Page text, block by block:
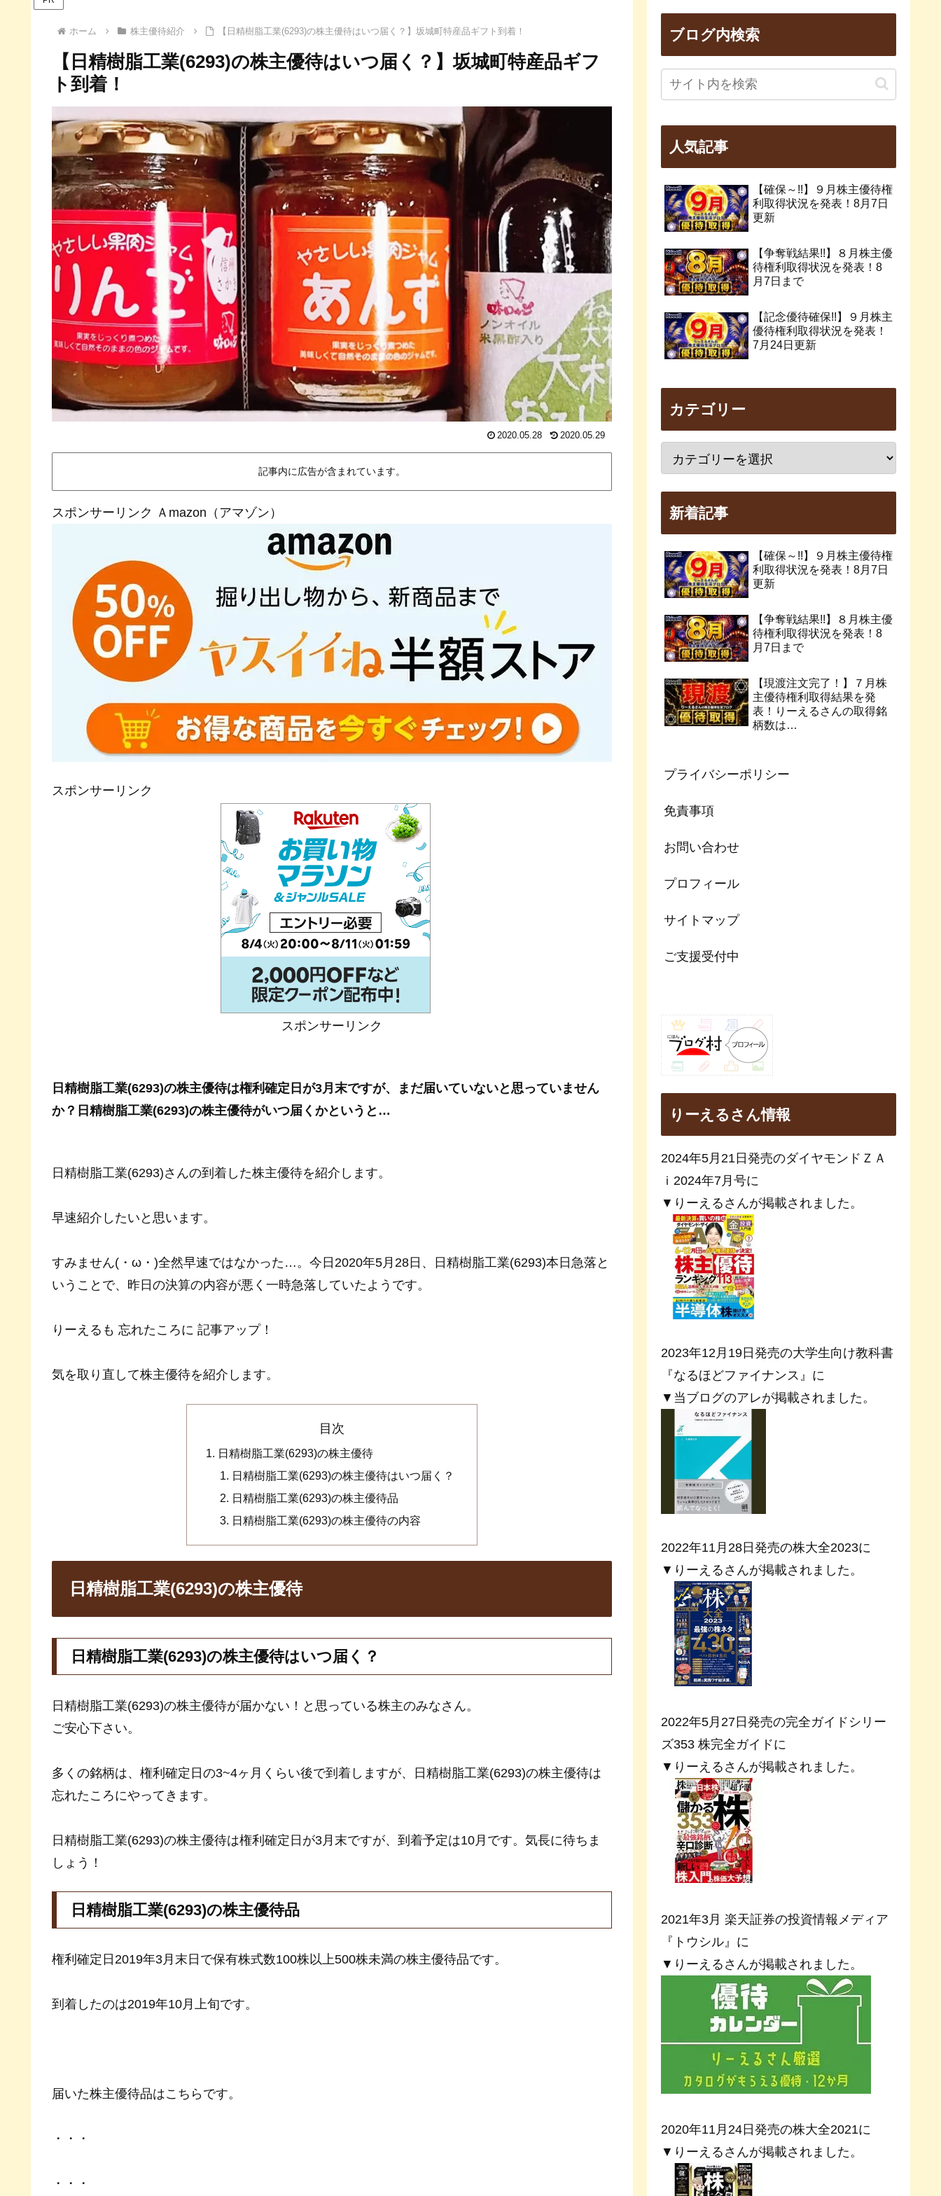
ホーム 株主優待紹介 【日精樹脂工業(6293)の株主優待はいつ届く？】坂城町特産品ギフト到着！
【日精樹脂工業(6293)の株主優待はいつ届く？】坂城町特産品ギフ
ト到着！
2020.05.28 2020.05.29
記事内に広告が含まれています。
スポンサーリンク Ａmazon（アマゾン）
スポンサーリンク
スポンサーリンク
日精樹脂工業(6293)の株主優待は権利確定日が3月末ですが、まだ届いていないと思っていません
か？日精樹脂工業(6293)の株主優待がいつ届くかというと…
日精樹脂工業(6293)さんの到着した株主優待を紹介します。
早速紹介したいと思います。
すみません(・ω・)全然早速ではなかった…。今日2020年5月28日、日精樹脂工業(6293)本日急落と
いうことで、昨日の決算の内容が悪く一時急落していたようです。
りーえるも 忘れたころに 記事アップ！
気を取り直して株主優待を紹介します。
目次
日精樹脂工業(6293)の株主優待
日精樹脂工業(6293)の株主優待はいつ届く？
日精樹脂工業(6293)の株主優待品
日精樹脂工業(6293)の株主優待の内容
日精樹脂工業(6293)の株主優待
日精樹脂工業(6293)の株主優待はいつ届く？
日精樹脂工業(6293)の株主優待が届かない！と思っている株主のみなさん。
ご安心下さい。
多くの銘柄は、権利確定日の3~4ヶ月くらい後で到着しますが、日精樹脂工業(6293)の株主優待は
忘れたころにやってきます。
日精樹脂工業(6293)の株主優待は権利確定日が3月末ですが、到着予定は10月です。気長に待ちま
しょう！
日精樹脂工業(6293)の株主優待品
権利確定日2019年3月末日で保有株式数100株以上500株未満の株主優待品です。
到着したのは2019年10月上旬です。
届いた株主優待品はこちらです。
・・・
・・・
ブログ内検索
人気記事
【確保～!!】９月株主優待権
利取得状況を発表！8月7日
更新
【争奪戦結果!!】８月株主優
待権利取得状況を発表！8
月7日まで
【記念優待確保!!】９月株主
優待権利取得状況を発表！
7月24日更新
カテゴリー
新着記事
【確保～!!】９月株主優待権
利取得状況を発表！8月7日
更新
【争奪戦結果!!】８月株主優
待権利取得状況を発表！8
月7日まで
【現渡注文完了！】７月株
主優待権利取得結果を発
表！りーえるさんの取得銘
柄数は…
プライバシーポリシー
免責事項
お問い合わせ
プロフィール
サイトマップ
ご支援受付中
りーえるさん情報
2024年5月21日発売のダイヤモンドＺＡ
ｉ2024年7月号に
▼りーえるさんが掲載されました。
2023年12月19日発売の大学生向け教科書
『なるほどファイナンス』に
▼当ブログのアレが掲載されました。
2022年11月28日発売の株大全2023に
▼りーえるさんが掲載されました。
2022年5月27日発売の完全ガイドシリー
ズ353 株完全ガイドに
▼りーえるさんが掲載されました。
2021年3月 楽天証券の投資情報メディア
『トウシル』に
▼りーえるさんが掲載されました。
2020年11月24日発売の株大全2021に
▼りーえるさんが掲載されました。